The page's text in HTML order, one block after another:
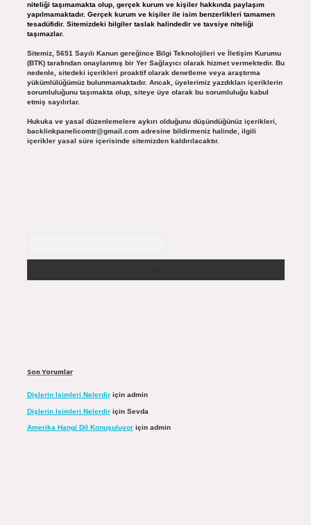
niteliği taşımamakta olup, gerçek kurum ve kişiler hakkında paylaşım
yapılmamaktadır. Gerçek kurum ve kişiler ile isim benzerlikleri tamamen
tesadüfidir. Sitemizdeki bilgiler taslak halindedir ve tavsiye niteliği
taşımazlar.
Sitemiz, 5651 Sayılı Kanun gereğince Bilgi Teknolojileri ve İletişim Kurumu
(BTK) tarafından onaylanmış bir Yer Sağlayıcı olarak hizmet vermektedir. Bu
nedenle, sitedeki içerikleri proaktif olarak denetleme veya araştırma
yükümlülüğümüz bulunmamaktadır. Ancak, üyelerimiz yazdıkları içeriklerin
sorumluluğunu taşımakta olup, siteye üye olarak bu sorumluluğu kabul
etmiş sayılırlar.
Hukuka ve yasal düzenlemelere aykırı olduğunu düşündüğünüz içerikleri,
backlinkpanelicomtr@gmail.comadresine bildirmeniz halinde, ilgili
içerikler yasal süre içerisinde sitemizden kaldırılacaktır.
Son Yorumlar
Dişlerin Isimleri Nelerdiriçin admin
Dişlerin Isimleri Nelerdiriçin Sevda
Amerika Hangi Dil Konuşuluyoriçin admin